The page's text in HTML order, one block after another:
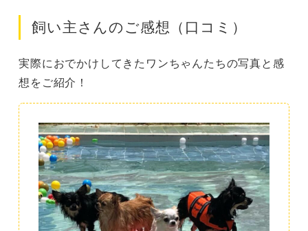
飼い主さんのご感想（口コミ）
実際におでかけしてきたワンちゃんたちの写真と感
想をご紹介！